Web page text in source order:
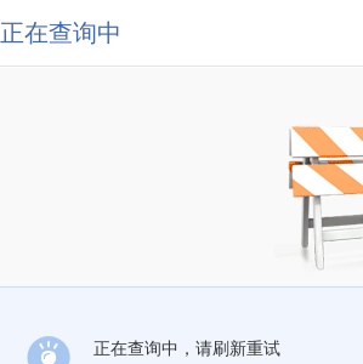
正在查询中
正在查询中，请刷新重试